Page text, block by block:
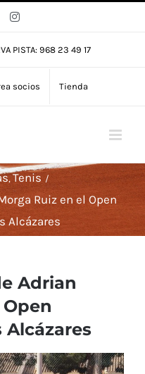
Instagram
PISTA: 968 23 49 17
socios Tienda
Tenis
Ruiz en el Open
Alcázares
Adrian
Alcázares